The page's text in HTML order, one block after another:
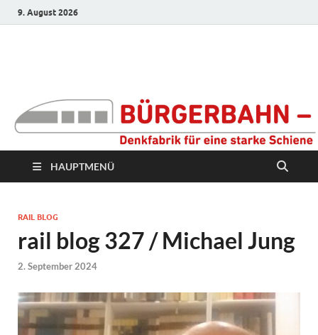
9. August 2026
Denkfabrik für eine
starke Schiene
HAUPTMENÜ
RAIL BLOG
rail blog 327 / Michael Jung
2. September 2024